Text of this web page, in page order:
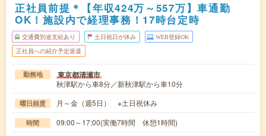
正社員前提＊【年収424万～557万】車通勤
OK！施設内で経理事務！17時台定時
交通費別途支給あり 土日祝日が休み WEB登録OK
正社員への紹介予定派遣
勤務地 東京都清瀬市
秋津駅から車8分／新秋津駅から車10分
曜日頻度 月～金（週5日） ※土日祝休み
時間 09:00～17:00(実働7時間 休憩1時間)